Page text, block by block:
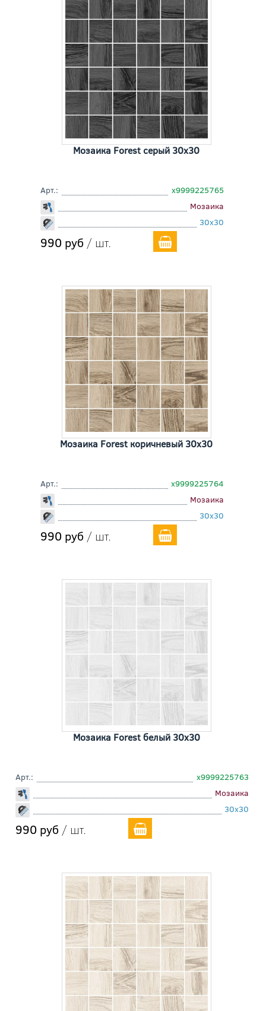
Мозаика Forest серый 30x30
Арт.:
х9999225765
Мозаика
30x30
990 руб / шт.
Мозаика Forest коричневый 30x30
Арт.:
х9999225764
Мозаика
30x30
990 руб / шт.
Мозаика Forest белый 30x30
Арт.:
х9999225763
Мозаика
30x30
990 руб / шт.